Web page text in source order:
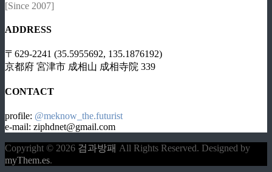
[Since 2007]
ADDRESS
〒629-2241 (35.5955692, 135.1876192)
京都府 宮津市 成相山 成相寺院 339
CONTACT
profile: @meknow_the.futurist
e-mail: ziphdnet@gmail.com
Copyright © 2026 검과방패 All Rights Reserved. Designed by
myThem.es.